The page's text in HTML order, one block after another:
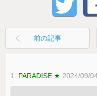
前の記事
1: PARADISE ★ 2024/09/